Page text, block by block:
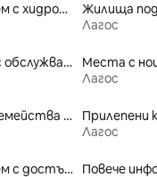
Жилища под наем с хидромасажна вана
Лагос
Апартаменти с обслужване под наем
Места с
Лагос
Подходящи за семейства места под наем
Прилепени
Лагос
Жилища под наем с достъп до плажа
Повече